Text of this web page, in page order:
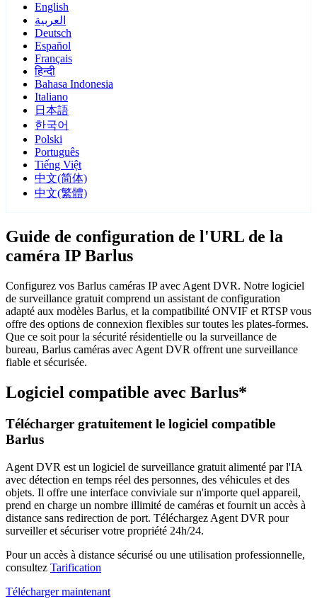
English
العربية
Deutsch
Español
Français
हिन्दी
Bahasa Indonesia
Italiano
日本語
한국어
Polski
Português
Tiếng Việt
中文(简体)
中文(繁體)
Guide de configuration de l'URL de la
caméra IP Barlus
Configurez vos Barlus caméras IP avec Agent DVR. Notre logiciel
de surveillance gratuit comprend un assistant de configuration
adapté aux modèles Barlus, et la compatibilité ONVIF et RTSP vous
offre des options de connexion flexibles sur toutes les plates-formes.
Que ce soit pour la sécurité résidentielle ou la surveillance de
bureau, Barlus caméras avec Agent DVR offrent une surveillance
fiable et sécurisée.
Logiciel compatible avec Barlus*
Télécharger gratuitement le logiciel compatible
Barlus
Agent DVR est un logiciel de surveillance gratuit alimenté par l'IA
avec détection en temps réel des personnes, des véhicules et des
objets. Il offre une interface conviviale sur n'importe quel appareil,
prend en charge un nombre illimité de caméras et fournit un accès à
distance sans redirection de port. Téléchargez Agent DVR pour
surveiller et sécuriser votre propriété 24h/24.
Pour un accès à distance sécurisé ou une utilisation professionnelle,
consultez Tarification
Télécharger maintenant